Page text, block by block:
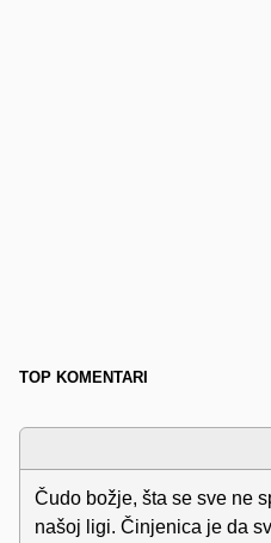
TOP KOMENTARI
Čudo božje, šta se sve ne
našoj ligi. Činjenica je da